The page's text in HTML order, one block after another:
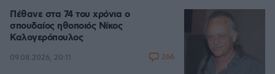
Πέθανε στα 74 του χρόνια ο
σπουδαίος ηθοποιός Νίκος
Καλογερόπουλος
09.08.2026, 20:11 266